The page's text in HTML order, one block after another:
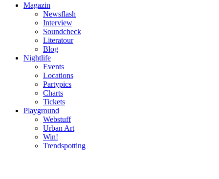
Magazin
Newsflash
Interview
Soundcheck
Literatour
Blog
Nightlife
Events
Locations
Partypics
Charts
Tickets
Playground
Webstuff
Urban Art
Win!
Trendspotting